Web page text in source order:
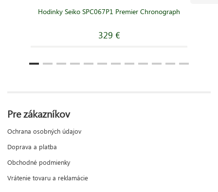
Hodinky Seiko SPC067P1 Premier Chronograph
329 €
Pre zákazníkov
Ochrana osobných údajov
Doprava a platba
Obchodné podmienky
Vrátenie tovaru a reklamácie